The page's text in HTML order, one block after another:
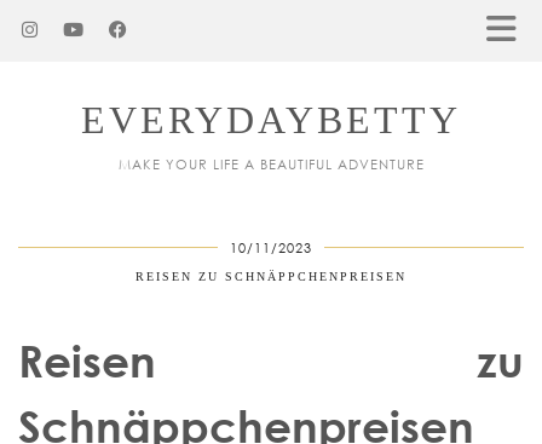
EVERYDAYBETTY
MAKE YOUR LIFE A BEAUTIFUL ADVENTURE
10/11/2023
REISEN ZU SCHNÄPPCHENPREISEN
Reisen zu
Schnäppchenpreisen